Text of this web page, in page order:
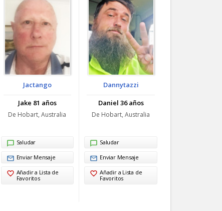
Jactango
Jake 81 años
De Hobart, Australia
Saludar
Enviar Mensaje
Añadir a Lista de
Favoritos
Dannytazzi
Daniel 36 años
De Hobart, Australia
Saludar
Enviar Mensaje
Añadir a Lista de
Favoritos